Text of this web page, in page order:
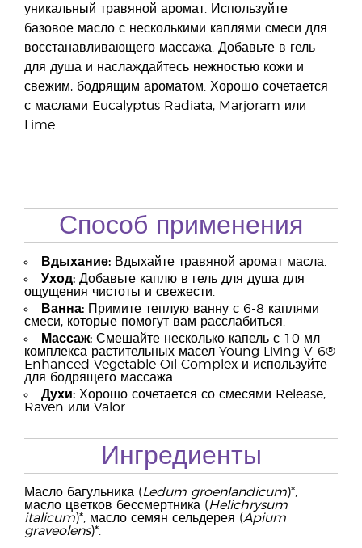
уникальный травяной аромат. Используйте
базовое масло с несколькими каплями смеси для
восстанавливающего массажа. Добавьте в гель
для душа и наслаждайтесь нежностью кожи и
свежим, бодрящим ароматом. Хорошо сочетается
с маслами Eucalyptus Radiata, Marjoram или
Lime.
Способ применения
Вдыхание: Вдыхайте травяной аромат масла.
Уход: Добавьте каплю в гель для душа для
ощущения чистоты и свежести.
Ванна: Примите теплую ванну с 6-8 каплями
смеси, которые помогут вам расслабиться.
Массаж: Смешайте несколько капель с 10 мл
комплекса растительных масел Young Living V-6®
Enhanced Vegetable Oil Complex и используйте
для бодрящего массажа.
Духи: Хорошо сочетается со смесями Release,
Raven или Valor.
Ингредиенты
Масло багульника (Ledum groenlandicum)*,
масло цветков бессмертника (Helichrysum
italicum)*, масло семян сельдерея (Apium
graveolens)*.